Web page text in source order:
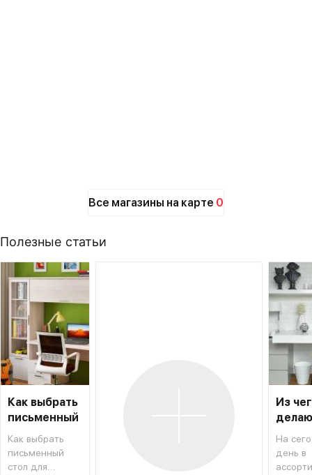
Все магазины на карте 0
Полезные статьи
Как выбрать
письменный
стол для
школьника
Как выбрать
письменный
стол для
Из
столы
На
день в